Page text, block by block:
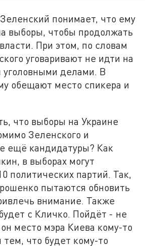
понимает, что ему
выборы, чтобы продолжать
При этом, по словам
уговаривают не идти на
уголовными делами. В
обещают место спикера и
что выборы на Украине
Зеленского и
ещё кандидатуры? Как
в выборах могут
политических партий. Так,
пытаются обновить
внимание. Также
с Кличко. Пойдёт - не
место мэра Киева кому-то
тем, что будет кому-то